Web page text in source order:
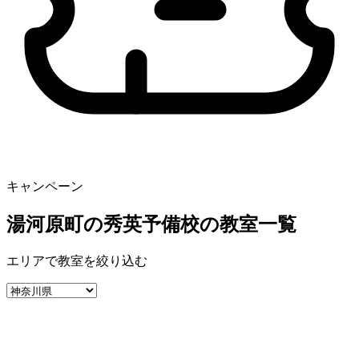
キャンペーン
湯河原町の秀英予備校の教室一覧
エリアで教室を絞り込む